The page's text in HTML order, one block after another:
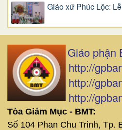
Giáo xứ Phúc Lộc:
Giáo phận
http://
http://
http://
Tòa Giám Mục - BMT:
Số 104 Phan Chu Trinh, Tp.